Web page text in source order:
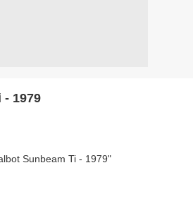
- 1979